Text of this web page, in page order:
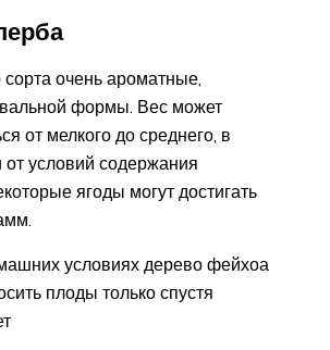
очень ароматные,
формы. Вес может
от мелкого до среднего, в
от условий содержания
ягоды могут достигать
условиях дерево фейхоа
плоды только спустя